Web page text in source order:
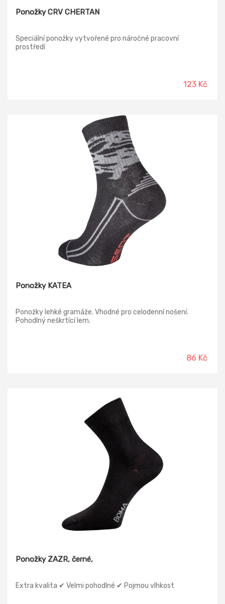
Ponožky CRV CHERTAN
Speciální ponožky vytvořené pro náročné pracovní
prostředí
123 Kč
Ponožky KATEA
Ponožky lehké gramáže. Vhodné pro celodenní nošení.
Pohodlný neškrtící lem.
86 Kč
Ponožky ZAZR, černé,
Extra kvalita ✔ Velmi pohodlné ✔ Pojmou vlhkost